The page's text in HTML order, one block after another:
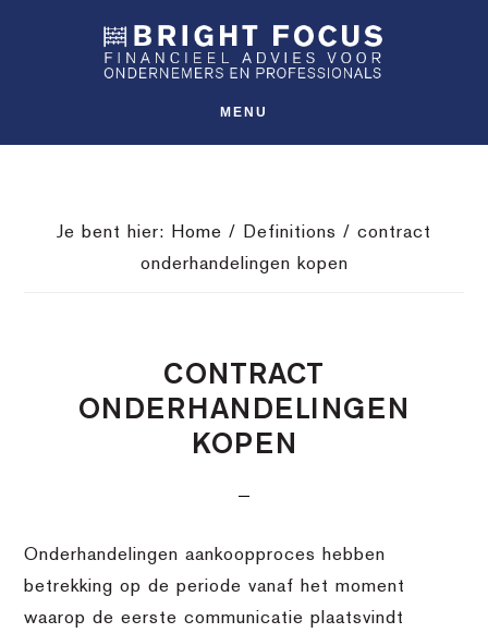
inhoud
MENU
Je bent hier: Home / Definitions / contract
onderhandelingen kopen
CONTRACT
ONDERHANDELINGEN
KOPEN
Onderhandelingen aankoopproces hebben
betrekking op de periode vanaf het moment
waarop de eerste communicatie plaatsvindt